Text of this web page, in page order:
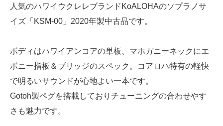
人気のハワイウクレレブランドKoALOHAのソプラノサ
イズ「KSM-00」2020年製中古品です。
ボディはハワイアンコアの単板、マホガニーネックにエ
ボニー指板＆ブリッジのスペック。コアロハ特有の軽快
で明るいサウンドが心地よい一本です。
Gotoh製ペグを搭載しておりチューニングの合わせやす
さも魅力です。